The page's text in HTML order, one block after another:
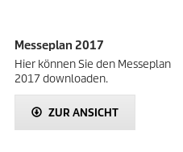
Messeplan 2017
Hier können Sie den Messeplan
2017 downloaden.
ZUR ANSICHT